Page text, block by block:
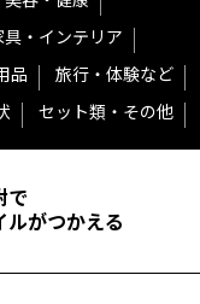
具・インテリア
品
旅行・体験など
セット類・その他
で
ルがつかえる